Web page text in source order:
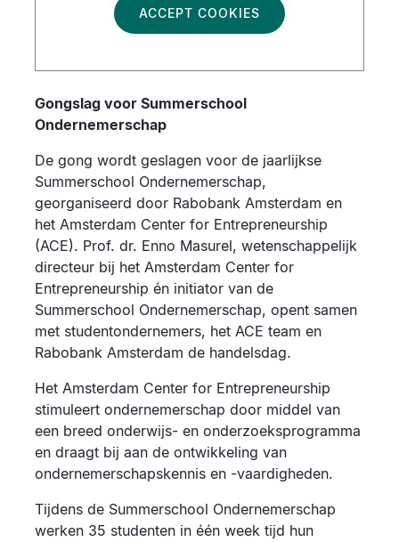
ACCEPT COOKIES
Gongslag voor Summerschool
Ondernemerschap
De gong wordt geslagen voor de jaarlijkse
Summerschool Ondernemerschap,
georganiseerd door Rabobank Amsterdam en
het Amsterdam Center for Entrepreneurship
(ACE). Prof. dr. Enno Masurel, wetenschappelijk
directeur bij het Amsterdam Center for
Entrepreneurship én initiator van de
Summerschool Ondernemerschap, opent samen
met studentondernemers, het ACE team en
Rabobank Amsterdam de handelsdag.
Het Amsterdam Center for Entrepreneurship
stimuleert ondernemerschap door middel van
een breed onderwijs- en onderzoeksprogramma
en draagt bij aan de ontwikkeling van
ondernemerschapskennis en -vaardigheden.
Tijdens de Summerschool Ondernemerschap
werken 35 studenten in één week tijd hun